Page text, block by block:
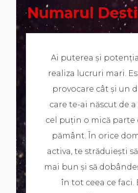
Numarul
Ai puterea și
realiza lucruri mari.
provocare cât și un
care te-ai născut de
cel puțin o mică parte
pământ. În orice
activa, te străduiești
mai bun și să
în tot ceea ce faci.